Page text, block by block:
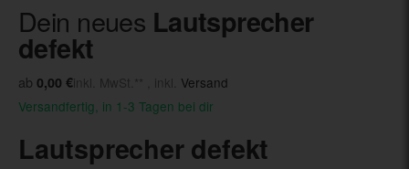
Dein neues Lautsprecher
defekt
ab 0,00 €inkl. MwSt.** , inkl. Versand
Versandfertig, in 1-3 Tagen bei dir
Lautsprecher defekt